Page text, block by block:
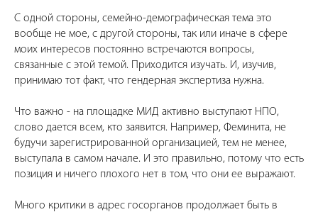
С одной стороны, семейно-демографическая тема это
вообще не мое, с другой стороны, так или иначе в сфере
моих интересов постоянно встречаются вопросы,
связанные с этой темой. Приходится изучать. И, изучив,
принимаю тот факт, что гендерная экспертиза нужна.
Что важно - на площадке МИД активно выступают НПО,
слово дается всем, кто заявится. Например, Феминита, не
будучи зарегистрированной организацией, тем не менее,
выступала в самом начале. И это правильно, потому что есть
позиция и ничего плохого нет в том, что они ее выражают.
Много критики в адрес госорганов продолжает быть в